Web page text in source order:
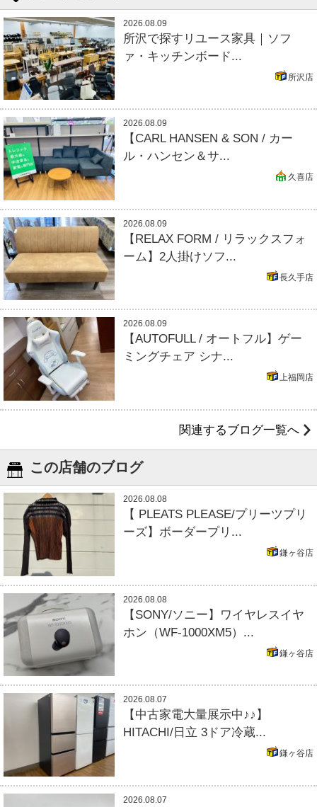
2026.08.09
所沢で探すリユース家具｜ソフ
ァ・キッチンボード...
所沢店
2026.08.09
【CARL HANSEN & SON / カー
ル・ハンセン＆サ...
久喜店
2026.08.09
【RELAX FORM / リラックスフォ
ーム】2人掛けソフ...
長久手店
2026.08.09
【AUTOFULL / オートフル】ゲー
ミングチェア シナ...
上福岡店
関連するブログ一覧へ
この店舗のブログ
2026.08.08
【 PLEATS PLEASE/プリーツプリ
ーズ】ボーダープリ...
鎌ヶ谷店
2026.08.08
【SONY/ソニー】ワイヤレスイヤ
ホン（WF-1000XM5）...
鎌ヶ谷店
2026.08.07
【中古家電大量展示中♪♪】
HITACHI/日立 3ドア冷蔵...
鎌ヶ谷店
2026.08.07